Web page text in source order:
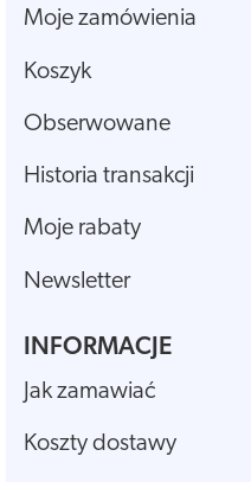
Moje zamówienia
Koszyk
Obserwowane
Historia transakcji
Moje rabaty
Newsletter
INFORMACJE
Jak zamawiać
Koszty dostawy